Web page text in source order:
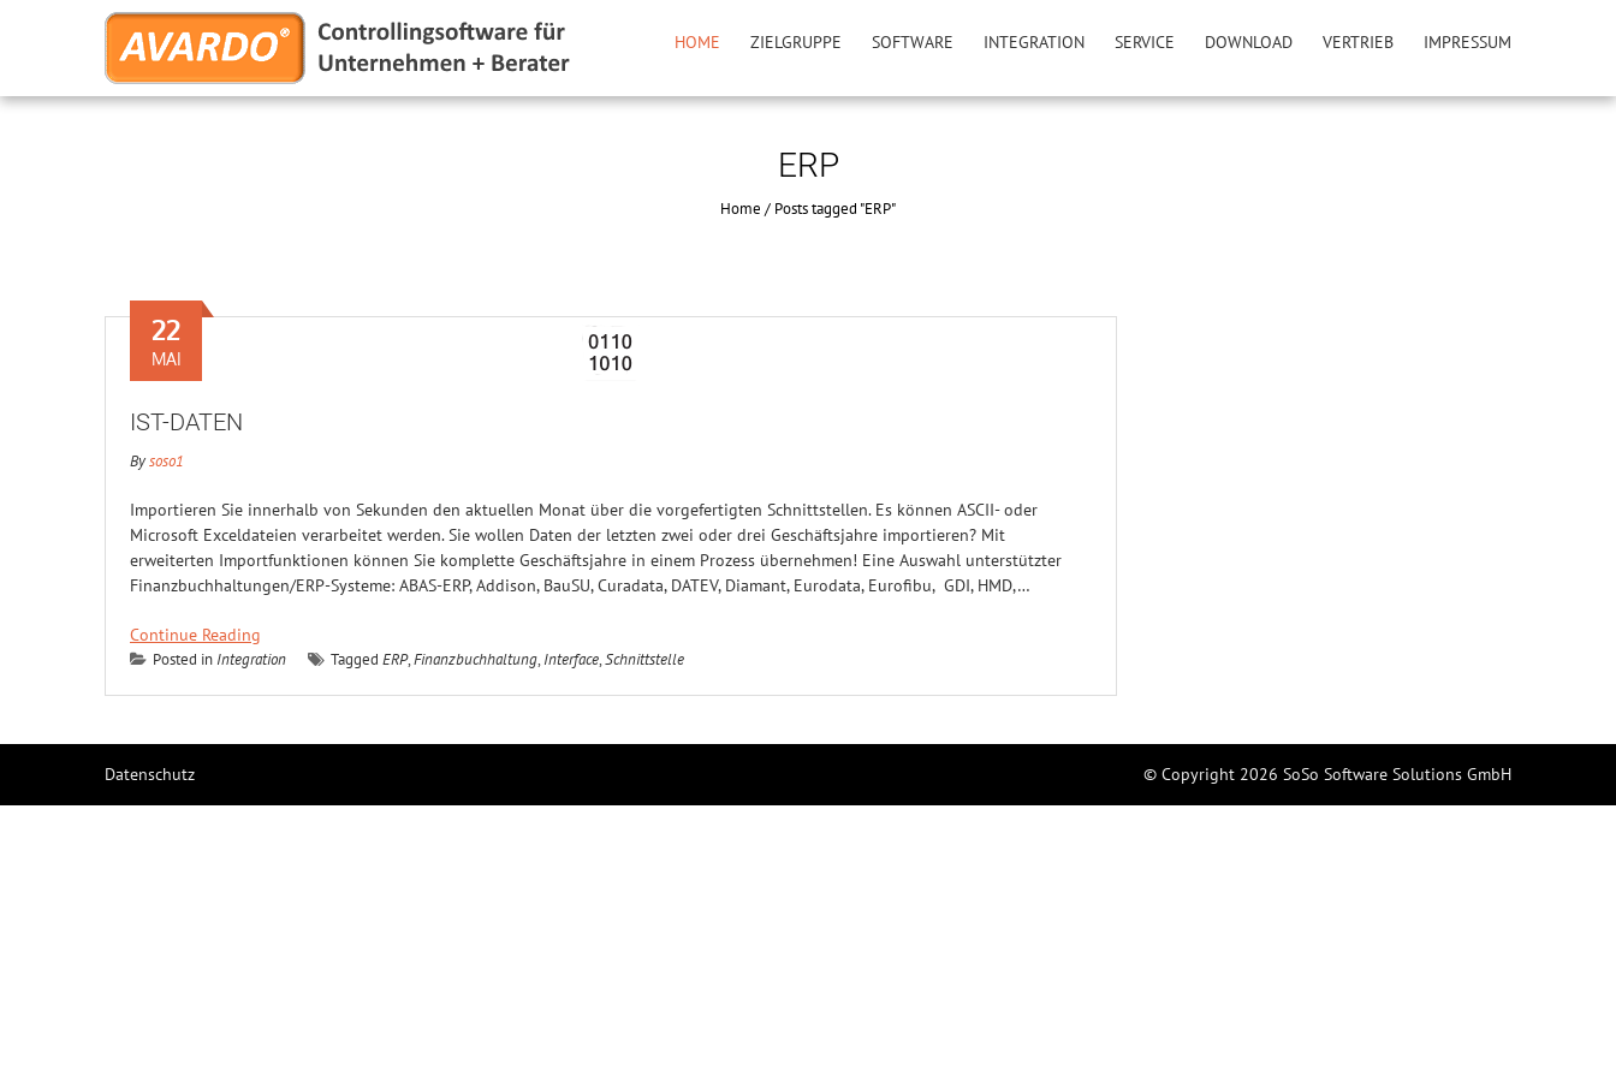
HOME ZIELGRUPPE SOFTWARE INTEGRATION SERVICE DOWNLOAD VERTRIEB IMPRESSUM
ERP
Home / Posts tagged "ERP"
IST-DATEN
22
MAI
Bysoso1
Importieren Sie innerhalb von Sekunden den aktuellen Monat über die vorgefertigten Schnittstellen. Es können ASCII- oder
Microsoft Exceldateien verarbeitet werden. Sie wollen Daten der letzten zwei oder drei Geschäftsjahre importieren? Mit
erweiterten Importfunktionen können Sie komplette Geschäftsjahre in einem Prozess übernehmen! Eine Auswahl unterstützter
Finanzbuchhaltungen/ERP-Systeme: ABAS-ERP, Addison, BauSU, Curadata, DATEV, Diamant, Eurodata, Eurofibu, GDI, HMD,…
Continue Reading
Posted in Integration Tagged ERP,Finanzbuchhaltung, Interface,Schnittstelle
Datenschutz © Copyright 2026 SoSo Software Solutions GmbH